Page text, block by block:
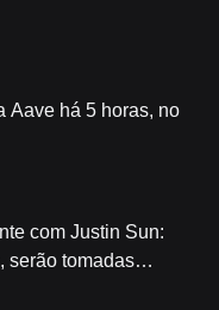
Aave há 5 horas, no
com Justin Sun:
serão tomadas